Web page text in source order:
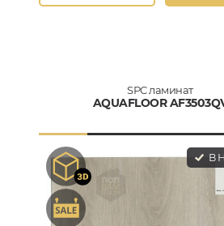
SPC ламинат
AQUAFLOOR
В